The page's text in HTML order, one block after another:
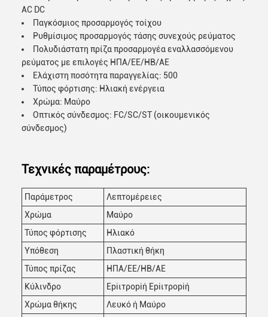
AC DC
Παγκόσμιος προσαρμογός τοίχου
Ρυθμίσιμος προσαρμογός τάσης συνεχούς ρεύματος
Πολυδιάστατη πρίζα προσαρμογέα εναλλασσόμενου
ρεύματος με επιλογές ΗΠΑ/ΕΕ/ΗΒ/ΑΕ
Ελάχιστη ποσότητα παραγγελίας: 500
Τύπος φόρτισης: Ηλιακή ενέργεια
Χρώμα: Μαύρο
Οπτικός σύνδεσμος: FC/SC/ST (οικουμενικός
σύνδεσμος)
Τεχνικές παραμέτρους:
Παράμετρος
Λεπτομέρειες
Χρώμα
Μαύρο
Τύπος φόρτισης
Ηλιακό
Υπόθεση
Πλαστική θήκη
Τύπος πρίζας
ΗΠΑ/ΕΕ/ΗΒ/ΑΕ
Κύλινδρο
Εpiιτροpiή Εpiιτροpiή
Χρώμα θήκης
Λευκό ή Μαύρο